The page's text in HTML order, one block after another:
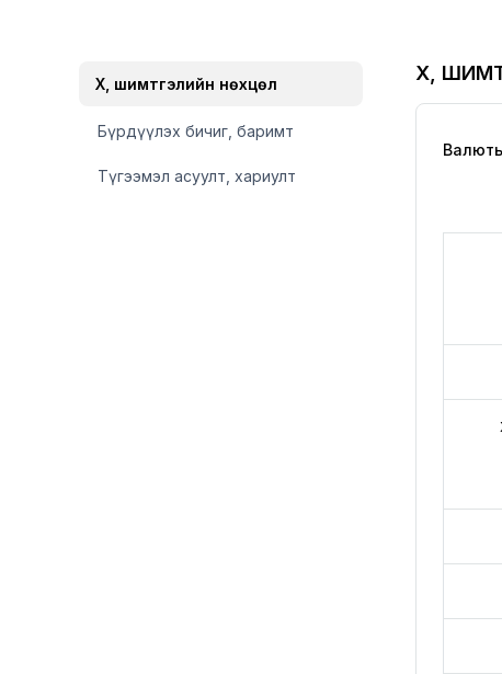
Хүү, шимтгэлийн нөхцөл
Бүрдүүлэх бичиг, баримт
Түгээмэл асуулт, хариулт
ХҮҮ,